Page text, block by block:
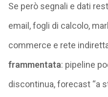
Se però segnali e dati
email, fogli di calcolo,
commerce e rete
frammentata: pipeline
discontinua, forecast “a